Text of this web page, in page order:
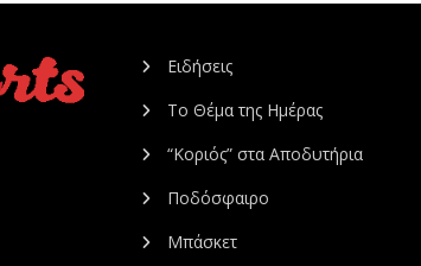
Ειδήσεις
Το Θέμα της Ημέρας
“Κοριός” στα Αποδυτήρια
Ποδόσφαιρο
Μπάσκετ